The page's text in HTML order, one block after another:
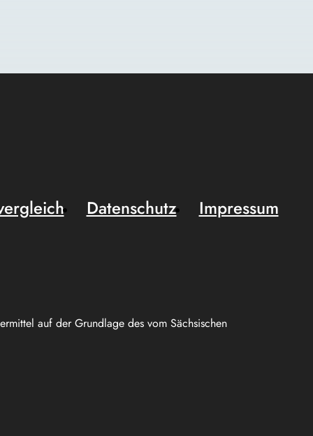
auf der Grundlage des vom Sächsischen
Datenschutz
Impressum